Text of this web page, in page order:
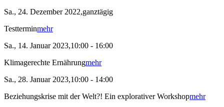
Sa., 24. Dezember 2022,ganztägig
Testterminmehr
Sa., 14. Januar 2023,10:00 - 16:00
Klimagerechte Ernährungmehr
Sa., 28. Januar 2023,10:00 - 14:00
Beziehungskrise mit der Welt?! Ein explorativer Workshopmehr